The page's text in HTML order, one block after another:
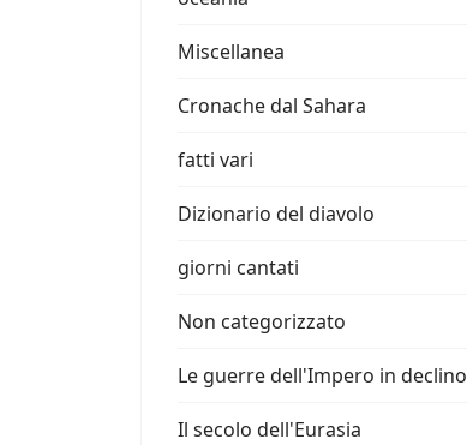
Miscellanea
Cronache dal Sahara
fatti vari
Dizionario del diavolo
giorni cantati
Non categorizzato
Le guerre dell'Impero in declino
Il secolo dell'Eurasia